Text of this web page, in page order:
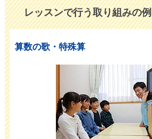
レッスンで行う取り組みの例
算数の歌・特殊算